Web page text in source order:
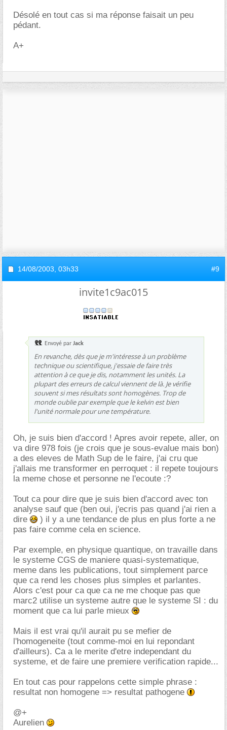
Désolé en tout cas si ma réponse faisait un peu
pédant.
A+
14/08/2003, 03h33 #9
invite1c9ac015
Envoyé par Jack
En revanche, dès que je m'intéresse à un problème
technique ou scientifique, j'essaie de faire très
attention à ce que je dis, notamment les unités. La
plupart des erreurs de calcul viennent de là. Je vérifie
souvent si mes résultats sont homogènes. Trop de
monde oublie par exemple que le kelvin est bien
l'unité normale pour une température.
Oh, je suis bien d'accord ! Apres avoir repete, aller, on
va dire 978 fois (je crois que je sous-evalue mais bon)
a des eleves de Math Sup de le faire, j'ai cru que
j'allais me transformer en perroquet : il repete toujours
la meme chose et personne ne l'ecoute :?
Tout ca pour dire que je suis bien d'accord avec ton
analyse sauf que (ben oui, j'ecris pas quand j'ai rien a
dire
) il y a une tendance de plus en plus forte a ne
pas faire comme cela en science.
Par exemple, en physique quantique, on travaille dans
le systeme CGS de maniere quasi-systematique,
meme dans les publications, tout simplement parce
que ca rend les choses plus simples et parlantes.
Alors c'est pour ca que ca ne me choque pas que
marc2 utilise un systeme autre que le systeme SI : du
moment que ca lui parle mieux
Mais il est vrai qu'il aurait pu se mefier de
l'homogeneite (tout comme-moi en lui repondant
d'ailleurs). Ca a le merite d'etre independant du
systeme, et de faire une premiere verification rapide...
En tout cas pour rappelons cette simple phrase :
resultat non homogene => resultat pathogene
@+
Aurelien